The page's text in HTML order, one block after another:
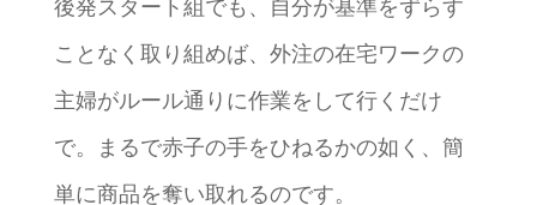
後発スタート組でも、自分が基準をずらす
ことなく取り組めば、外注の在宅ワークの
主婦がルール通りに作業をして行くだけ
で。まるで赤子の手をひねるかの如く、簡
単に商品を奪い取れるのです。